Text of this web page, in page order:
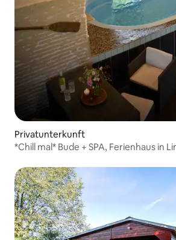
Privatunterkunft
*Chill mal* Bude + SPA, Ferienhaus in